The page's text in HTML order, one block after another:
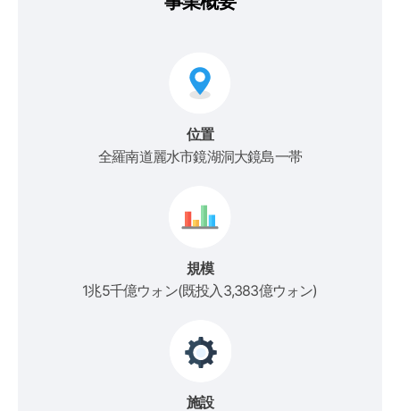
位置
全羅南道麗水市鏡湖洞大鏡島一帯
規模
1兆5千億ウォン(既投入3,383億ウォン)
施設